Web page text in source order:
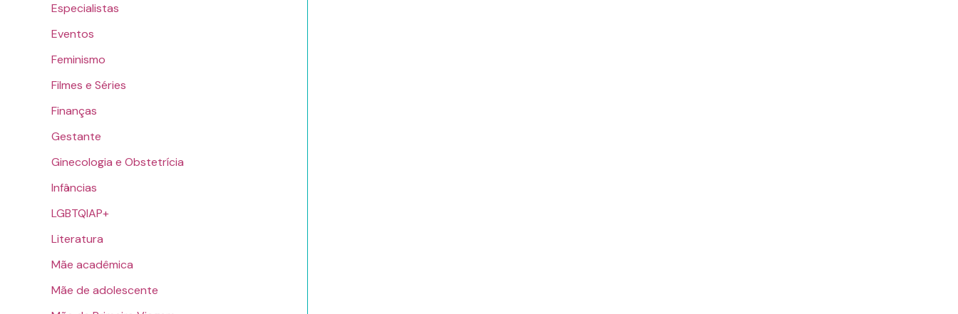
Especialistas
Eventos
Feminismo
Filmes e Séries
Finanças
Gestante
Ginecologia e Obstetrícia
Infâncias
LGBTQIAP+
Literatura
Mãe acadêmica
Mãe de adolescente